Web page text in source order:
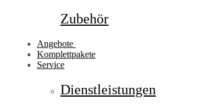
Zubehör
Angebote
Komplettpakete
Service
Dienstleistungen